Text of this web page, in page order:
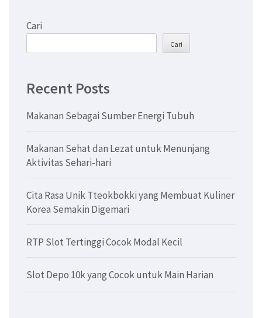
Cari
Cari
Recent Posts
Makanan Sebagai Sumber Energi Tubuh
Makanan Sehat dan Lezat untuk Menunjang
Aktivitas Sehari-hari
Cita Rasa Unik Tteokbokki yang Membuat Kuliner
Korea Semakin Digemari
RTP Slot Tertinggi Cocok Modal Kecil
Slot Depo 10k yang Cocok untuk Main Harian